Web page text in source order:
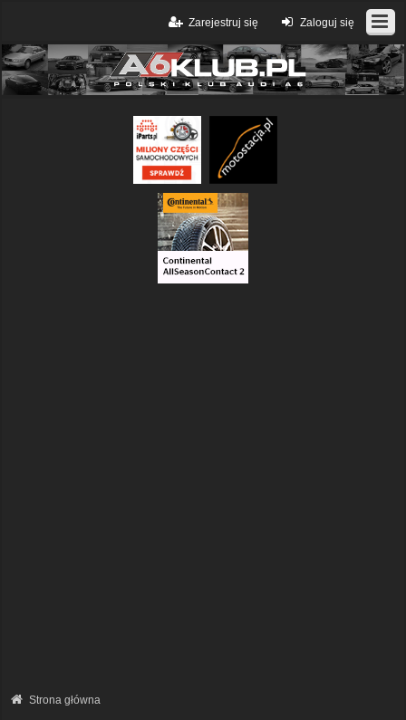
Zaloguj się
Zarejestruj się
Strona główna